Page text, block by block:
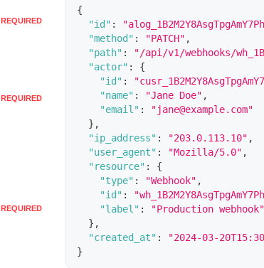
REQUIRED
REQUIRED
REQUIRED
{
"id" :
"method" : "PATCH" ,
"path" : "/api/v1/webhooks/
"actor" :
{
"id" :
"name" : "Jane Doe" ,
"email" :
"jane@example.com"
} ,
"ip_address" : "203.0.113.10" ,
"user_agent" : "Mozilla/5.0" ,
"resource" :
{
"type" : "Webhook" ,
"id" :
"label" :
"Production webhook"
} ,
"created_at" :
"2024-03-
}